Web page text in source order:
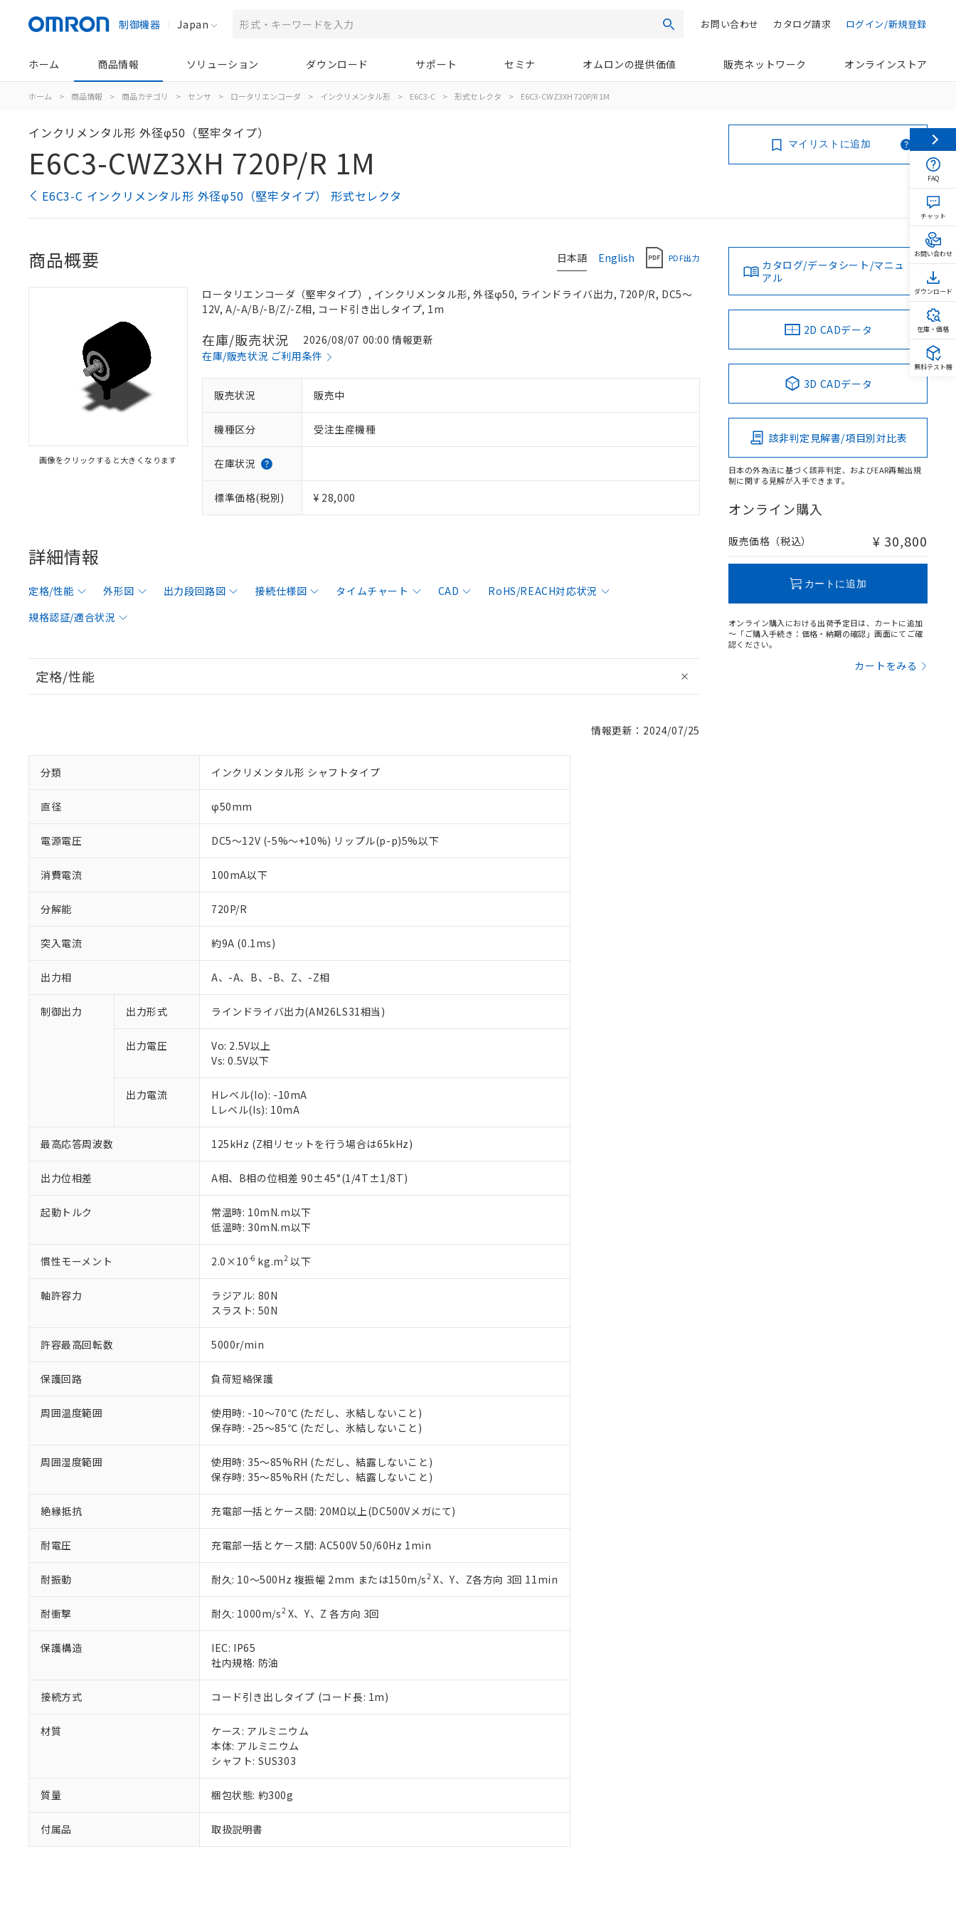
制御機器 Japan 検索 ログイン/新規登録
カタログ請求
お問い合わせ
ホーム 商品情報 ソリューション ダウンロード サポート セミナ オムロンの提供価値 販売ネットワーク オンラインストア
ホーム > 商品情報 > 商品カテゴリ > センサ > ロータリエンコーダ > インクリメンタル形 > E6C3-C > 形式セレクタ > E6C3-CWZ3XH 720P/R 1M
インクリメンタル形 外径φ50（堅牢タイプ）
E6C3-CWZ3XH 720P/R 1M
E6C3-C インクリメンタル形 外径φ50（堅牢タイプ） 形式セレクタ
マイリストに追加
日本語 English PDF出力
商品概要
画像をクリックすると大きくなります
ロータリエンコーダ（堅牢タイプ）, インクリメンタル形, 外径φ50, ラインドライバ出力, 720P/R, DC5～
12V, A/-A/B/-B/Z/-Z相, コード引き出しタイプ, 1m
在庫/販売状況
2026/08/07 00:00 情報更新
在庫/販売状況 ご利用条件
販売状況 販売中
機種区分 受注生産機種
在庫状況
標準価格(税別) ¥ 28,000
詳細情報
定格/性能 外形図 出力段回路図 接続仕様図 タイムチャート CAD
RoHS/REACH対応状況
規格認証/適合状況
定格/性能
情報更新：2024/07/25
分類 インクリメンタル形 シャフトタイプ
直径 φ50mm
電源電圧 DC5～12V (-5%～+10%) リップル(p-p)5%以下
消費電流 100mA以下
分解能 720P/R
突入電流 約9A (0.1ms)
出力相 A、-A、B、-B、Z、-Z相
制御出力 出力形式 ラインドライバ出力(AM26LS31相当)
出力電圧
Vo: 2.5V以上
Vs: 0.5V以下
出力電流
Hレベル(Io): -10mA
Lレベル(Is): 10mA
最高応答周波数 125kHz (Z相リセットを行う場合は65kHz)
出力位相差 A相、B相の位相差 90±45°(1/4T±1/8T)
起動トルク
常温時: 10mN.m以下
低温時: 30mN.m以下
慣性モーメント 2.0×10-6 kg.m2以下
軸許容力
ラジアル: 80N
スラスト: 50N
許容最高回転数 5000r/min
保護回路 負荷短絡保護
周囲温度範囲
使用時: -10～70℃ (ただし、氷結しないこと)
保存時: -25～85℃ (ただし、氷結しないこと)
周囲湿度範囲
使用時: 35～85%RH (ただし、結露しないこと)
保存時: 35～85%RH (ただし、結露しないこと)
絶縁抵抗 充電部一括とケース間: 20MΩ以上(DC500Vメガにて)
耐電圧 充電部一括とケース間: AC500V 50/60Hz 1min
耐振動 耐久: 10～500Hz 複振幅 2mm または150m/s2X、Y、Z各方向 3回 11min
耐衝撃 耐久: 1000m/s2X、Y、Z 各方向 3回
保護構造
IEC: IP65
社内規格: 防油
接続方式 コード引き出しタイプ (コード長: 1m)
材質
ケース: アルミニウム
本体: アルミニウム
シャフト: SUS303
質量 梱包状態: 約300g
付属品 取扱説明書
カタログ/データシート/マニュ
アル
2D CADデータ
3D CADデータ
該非判定見解書/項目別対比表
日本の外為法に基づく該非判定、およびEAR再輸出規
制に関する見解が入手できます。
オンライン購入
販売価格（税込） ¥ 30,800
カートに追加
オンライン購入における出荷予定日は、カートに追加
～「ご購入手続き：価格・納期の確認」画面にてご確
認ください。
カートをみる
ご利用条件
以下の条件をお読みいただき、同意のうえご利用ください。
本サービスは、当社制御機器事業取扱商品の当社在庫状況および標準価格(税抜)を提供させていただ
当社制御機器事業取扱商品の中には、本サービスの対象外となる商品もあることをご了承ください。
在庫状況および標準価格照会結果は、記載している更新日時点での社内データに基づき作成されるも
のであり、閲覧された時点での実際の在庫および標準価格とは異なる場合があることをご了承くださ
い。
正式な納期状況および標準価格はお客様のお取引先、またはお客様担当のオムロン制御機器販売店・
当社販売員にご相談ください。
在庫状況および標準価格結果を当社の事前の承諾なく第三者に漏洩または開示しないようお願いしま
す。
マイパーツ機能（部品リスト作成サービス）をご利用いただくには、I-Webメンバーズにご登録され
お客様が当ウェブサイト上で当社にご登録された部品リストについて、当社および当社の共同利用者
が、当社の製品・サービスに関するお客様との取引・商談に必要な範囲で利用することをご了承くだ
さい。
※当社の共同利用者とは、"個人情報の共同利用に関して"
いる法人を指します。
※1 対応状況
対応済み：EU RoHS指令（10物質）の非含有に対応した製品が提供可能な商品です。
対応予定なし：EU RoHS指令（10物質）の非含有に非対応の商品で、対応品を出す予定はありません。
調査・確認中：EU RoHS指令（10物質）の非含有の対応状況を調査中または確認中の商品です。
非該当品：ライセンス料など無形物で、有害物質有無と関係のない商品です。
仕入先様の事情により、非含有部品としていたものが、含有品と判明した場合などやむを得ず変更すること
があります。
六価クロム(Cr(Ⅵ)) 1000ppm以下、ポリ臭化ビフェニル類(PBB) 1000ppm以下、ポリ臭化ジフェニルエーテル類(PBDE) 1000ppm以下、
フタル酸ビス(2-エチルヘキシル) (DEHP)(別名：DOP) 1000ppm以下、フタル酸ブチルベンジル（BBP） 1000ppm以下、フタル酸ジブチ
ル（DBP） 1000ppm以下、フタル酸ジイソブチル (DIBP) 1000ppm以下
但し、RoHS指令で産業用監視および制御機器に対する適用除外項目は除く。
※2 対応予定月
部品在庫の切り替え状況などにより、予定月が前後することがあります。
※3 非含有証明書ダウンロード
下記の非含有証明書をダウンロードすることができます。
EU RoHS指令（10物質）の非含有証明書
51物質の非含有証明書（当社基準）
また、RoHS指令のフタル酸エステル類４物質の対応では、対応完了までの期間は出荷製品に未対応品が
混在することから備考欄に対応日を記載しておりました。
り割愛しております。
※1 中国RoHS○×表
「○」：最大均質材料含有率が中国RoHSの基準値以下であることを示します。
「×」：最大均質材料含有率が中国RoHSの基準値を超えていることを示します。
「－」：未確認です。当社販売部門へお問い合わせください。
*中国RoHS10物質の基準値 (GB/T26572)：
DBP(フタル酸ジブチル) : 1000ppm、 DIBP(フタル酸ジイソブチル) : 1000ppm、 BBP(フタル酸ブチルベンジル) : 1000ppm、
DEHP(フタル酸ビス(2-エチルヘキシル)) : 1000ppm
※2 環境保護使用期限
「ｅ」：有害物質（10物質）のすべてが基準値以下であることを示します。
味します。
「－」：未確認です。当社販売部門へお問い合わせください。
う）を輸出または国外への提供する場合は、日本国政府の輸出許可(または役務取引許可)を取得する
などの必要な手続きをとります。
当社は規制貨物を破棄する場合は、完全に破砕するなど、違法に輸出されないよう必要な手段を講じ
当社は貴社製品を、核兵器、ミサイル、化学兵器、生物兵器またはその他武器並びにこれらの製造装
置等に一切使用いたしません。
当社は、貴社製品を第三者に販売する場合は、上記1、2および3の内容を当該第三者に通知します。
また当社は、販売先および販売に係わる関係者が違法に輸出するおそれがある場合は、取り引きをい
たしません。
合意する
記
号
説明
○
△
－
在庫なし(最新の在庫状況については、お客様のお取引先、またはお客様担当のオムロン制御
機器販売店・当社販売員にご確認ください)
空
白
受注生産機種、また在庫状況の情報を公開していない機種
FAQ
チャット
お問い合わせ
ダウンロード
在庫・価格
無料テスト機